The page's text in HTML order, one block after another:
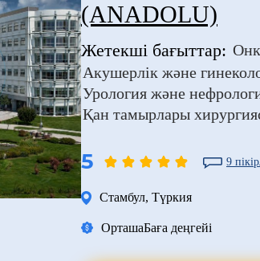
(ANADOLU)
Жетекші бағыттар:
Акушерлік және
Урология және
Қан тамырлары
5 9
Стамбул, Түркия
ОрташаБаға деңгейі